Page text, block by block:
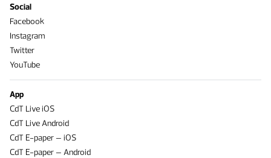
Social
Facebook
Instagram
Twitter
YouTube
App
CdT Live iOS
CdT Live Android
CdT E-paper – iOS
CdT E-paper – Android